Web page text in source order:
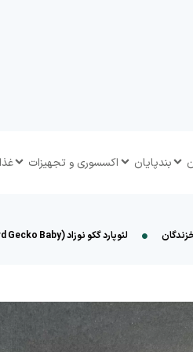
بندپایان اکسسوری و تجهیزات
لئوپارد گکو نوزاد (Leopard Gecko Baby)